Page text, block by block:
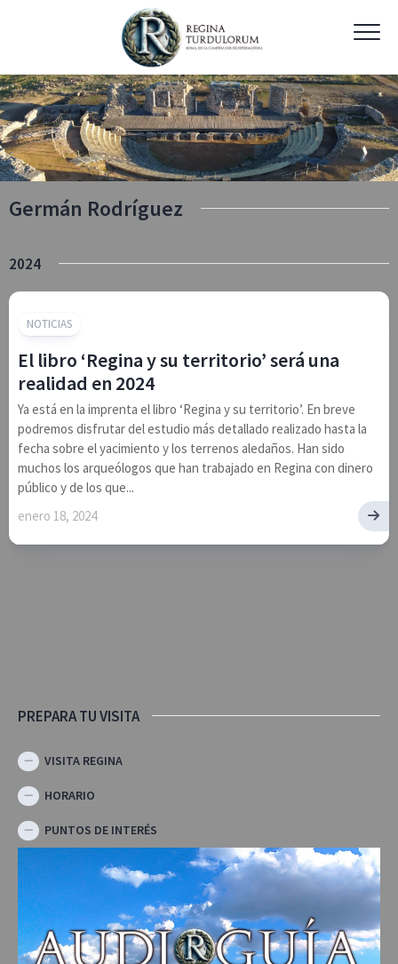
Germán Rodríguez
2024
NOTICIAS
El libro ‘Regina y su territorio’ será una
realidad en 2024
Ya está en la imprenta el libro ‘Regina y su territorio’. En breve
podremos disfrutar del estudio más detallado realizado hasta la
fecha sobre el yacimiento y los terrenos aledaños. Han sido
muchos los arqueólogos que han trabajado en Regina con dinero
público y de los que...
enero 18, 2024
PREPARA TU VISITA
VISITA REGINA
HORARIO
PUNTOS DE INTERÉS